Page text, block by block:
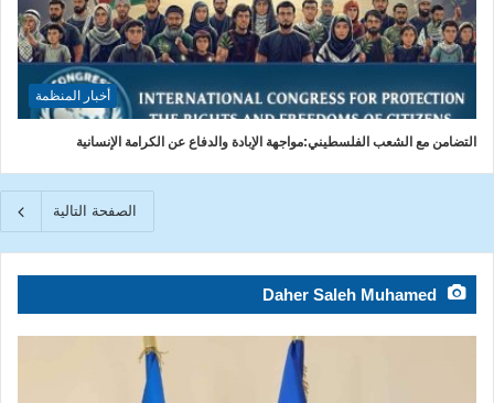
أخبار المنظمة
التضامن مع الشعب الفلسطيني:مواجهة الإبادة والدفاع عن الكرامة الإنسانية
الصفحة التالية
Daher Saleh Muhamed